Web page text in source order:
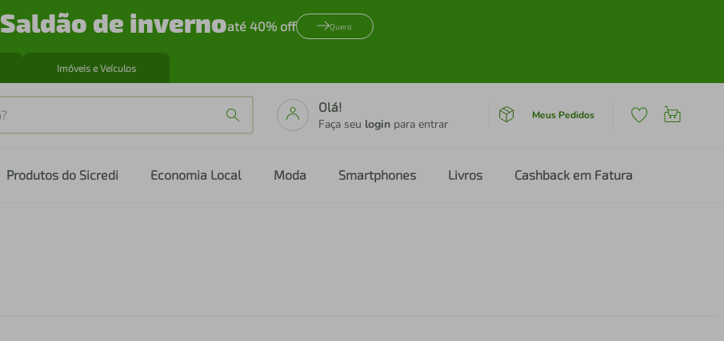
Saldão de invernoaté 40% off Quero
Imóveis e Veículos
Olá!
Faça seu login para entrar
Meus Pedidos
Produtos do Sicredi Economia Local Moda Smartphones Livros Cashback em Fatura